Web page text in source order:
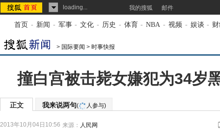
loading... 我的搜狐 邮件
首页 - 新闻 - 军事 - 文化 - 历史 - 体育 - NBA - 视频 - 娱谈 -
> 国际要闻 > 时事快报
撞白宫被击毙女嫌犯为34岁
正文 我来说两句( 人参与)
2013年10月04日10:56 来源： 人民网